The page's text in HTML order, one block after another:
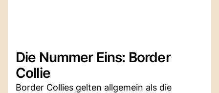
Die Nummer Eins: Border
Collie
Border Collies gelten allgemein als die